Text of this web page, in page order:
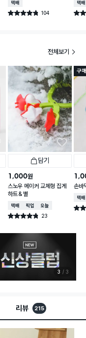
택배배송
별점 4.8점 104
건 작성
택배
별점
전체보기
담기
1,000원
스노우 메이커 교체형 집게
하트＆별
택배배송매장픽업오늘배송
별점 4.8점 23
건 작성
구
손바
택배
별점
3 3
리뷰 215